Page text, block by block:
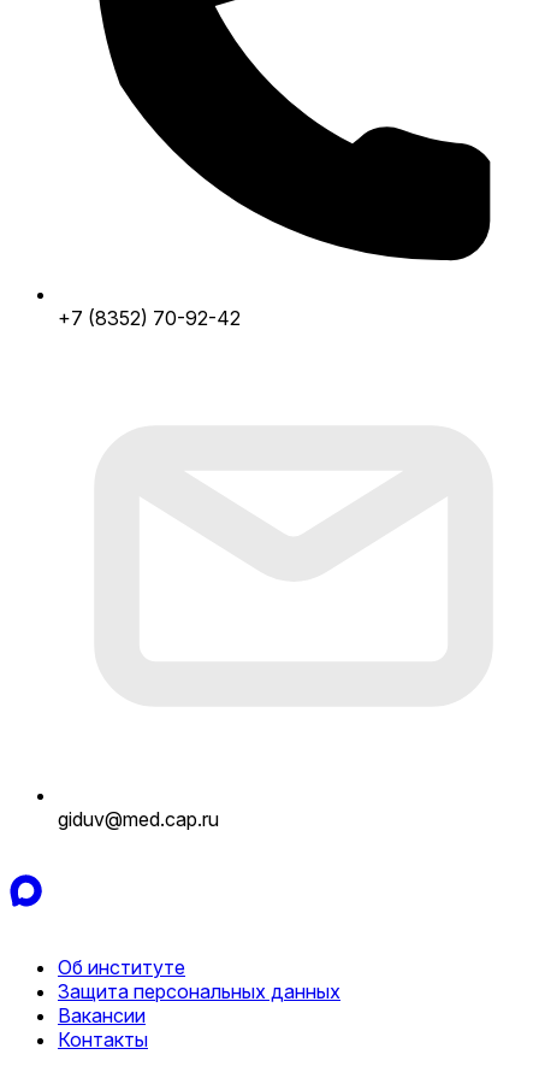
+7 (8352) 70-92-42
giduv@med.cap.ru
Об институте
Защита персональных данных
Вакансии
Контакты